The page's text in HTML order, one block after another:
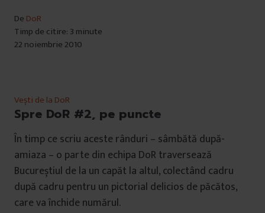
De DoR
Timp de citire: 3 minute
22 noiembrie 2010
Vești de la DoR
Spre DoR #2, pe puncte
În timp ce scriu aceste rânduri – sâmbătă după-
amiaza – o parte din echipa DoR traversează
Bucureștiul de la un capăt la altul, colectând cadru
după cadru pentru un pictorial delicios de păcătos,
care va închide numărul.